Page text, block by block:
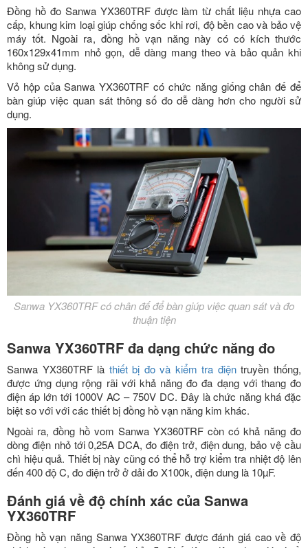
Đồng hồ đo Sanwa YX360TRF được làm từ chất liệu nhựa cao
cấp, khung kim loại giúp chống sốc khi rơi, độ bền cao và bảo vệ
máy tốt. Ngoài ra, đồng hồ vạn năng này có có kích thước
160x129x41mm nhỏ gọn, dễ dàng mang theo và bảo quản khi
không sử dụng.
Vỏ hộp của Sanwa YX360TRF có chức năng giống chân đế để
bàn giúp việc quan sát thông số đo dễ dàng hơn cho người sử
dụng.
Sanwa YX360TRF có chân đế để bàn giúp việc quan sát và đo
thuận tiện
Sanwa YX360TRF đa dạng chức năng đo
Sanwa YX360TRF là thiết bị đo và kiểm tra điệntruyền thống,
được ứng dụng rộng rãi với khả năng đo đa dạng với thang đo
điện áp lớn tới 1000V AC – 750V DC. Đây là chức năng khá đặc
biệt so với với các thiết bị đồng hồ vạn năng kim khác.
Ngoài ra, đồng hồ vom Sanwa YX360TRF còn có khả năng đo
dòng điện nhỏ tới 0,25A DCA, đo điện trở, điện dung, bảo vệ cầu
chì hiệu quả. Thiết bị này cũng có thể hỗ trợ kiểm tra nhiệt độ lên
đến 400 độ C, đo điện trở ở dải đo X100k, điện dung là 10µF.
Đánh giá về độ chính xác của Sanwa
YX360TRF
Đồng hồ vạn năng Sanwa YX360TRF được đánh giá cao về độ